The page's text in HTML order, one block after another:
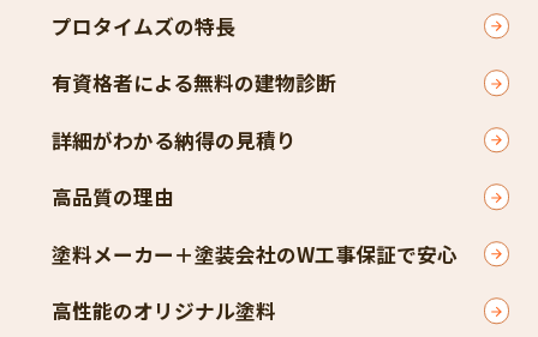
プロタイムズの特長
有資格者による無料の建物診断
詳細がわかる納得の見積り
高品質の理由
塗料メーカー＋塗装会社のW工事保証で安心
高性能のオリジナル塗料